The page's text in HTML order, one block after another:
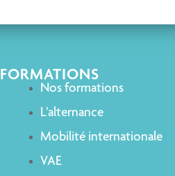
FORMATIONS
Nos formations
L’alternance
Mobilité internationale
VAE